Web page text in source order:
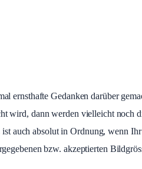
ernsthafte Gedanken darüber
wird, dann werden vielleicht
auch absolut in Ordnung, wenn
bzw. akzeptierten